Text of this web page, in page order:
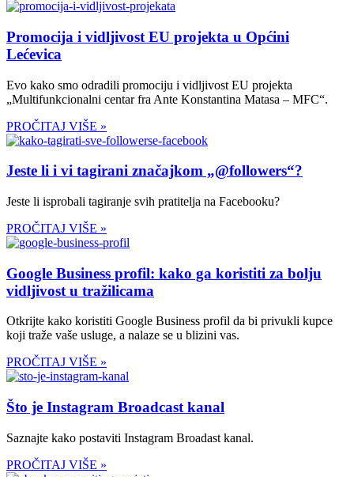
Promocija i vidljivost EU projekta u Općini
Lećevica
Evo kako smo odradili promociju i vidljivost EU projekta
„Multifunkcionalni centar fra Ante Konstantina Matasa – MFC“.
PROČITAJ VIŠE »
Jeste li i vi tagirani značajkom „@followers“?
Jeste li isprobali tagiranje svih pratitelja na Facebooku?
PROČITAJ VIŠE »
Google Business profil: kako ga koristiti za bolju
vidljivost u tražilicama
Otkrijte kako koristiti Google Business profil da bi privukli kupce
koji traže vaše usluge, a nalaze se u blizini vas.
PROČITAJ VIŠE »
Što je Instagram Broadcast kanal
Saznajte kako postaviti Instagram Broadast kanal.
PROČITAJ VIŠE »